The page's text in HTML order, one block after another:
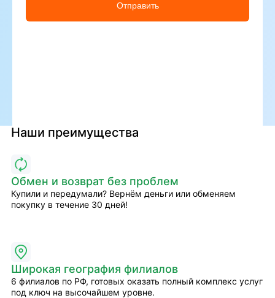
Отправить
Наши преимущества
Обмен и возврат без проблем
Купили и передумали? Вернём деньги или обменяем
покупку в течение 30 дней!
Широкая география филиалов
6 филиалов по РФ, готовых оказать полный комплекс услуг
под ключ на высочайшем уровне.